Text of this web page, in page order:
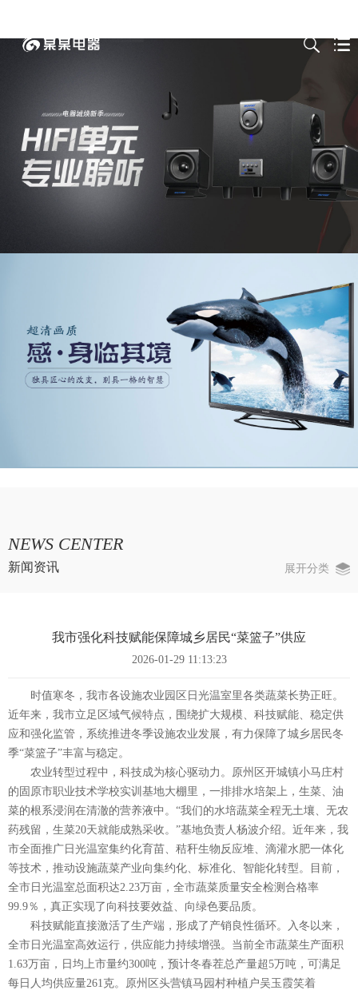
NEWS CENTER
新闻资讯 展开分类
我市强化科技赋能保障城乡居民“菜篮子”供应
2026-01-29 11:13:23
时值寒冬，我市各设施农业园区日光温室里各类蔬菜长势正旺。
近年来，我市立足区域气候特点，围绕扩大规模、科技赋能、稳定供
应和强化监管，系统推进冬季设施农业发展，有力保障了城乡居民冬
季“菜篮子”丰富与稳定。
农业转型过程中，科技成为核心驱动力。原州区开城镇小马庄村
的固原市职业技术学校实训基地大棚里，一排排水培架上，生菜、油
菜的根系浸润在清澈的营养液中。“我们的水培蔬菜全程无土壤、无农
药残留，生菜20天就能成熟采收。”基地负责人杨波介绍。近年来，我
市全面推广日光温室集约化育苗、秸秆生物反应堆、滴灌水肥一体化
等技术，推动设施蔬菜产业向集约化、标准化、智能化转型。目前，
全市日光温室总面积达2.23万亩，全市蔬菜质量安全检测合格率
99.9％，真正实现了向科技要效益、向绿色要品质。
科技赋能直接激活了生产端，形成了产销良性循环。入冬以来，
全市日光温室高效运行，供应能力持续增强。当前全市蔬菜生产面积
1.63万亩，日均上市量约300吨，预计冬春茬总产量超5万吨，可满足
每日人均供应量261克。原州区头营镇马园村种植户吴玉霞笑着